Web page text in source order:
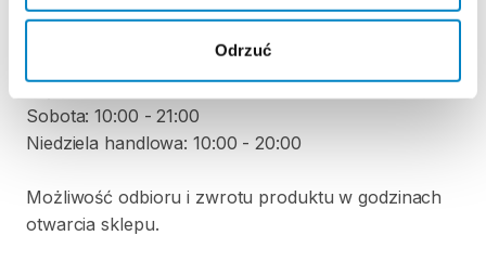
Odrzuć
Wtorek: 10:00 - 21:00
Czwartek: 10:00 - 21:00
Piątek: 10:00 - 21:00
Sobota: 10:00 - 21:00
Niedziela handlowa: 10:00 - 20:00
Możliwość odbioru i zwrotu produktu w godzinach
otwarcia sklepu.